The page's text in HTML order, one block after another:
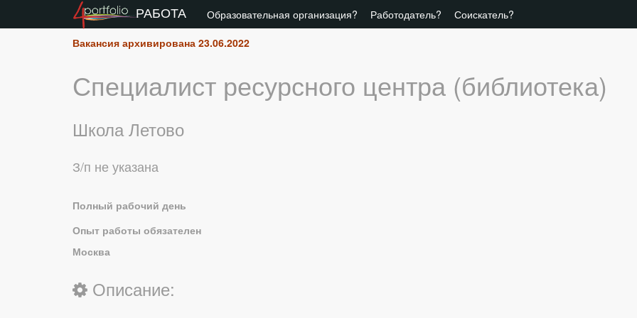
РАБОТА Образовательная организация? Работодатель? Соискатель?
Вакансия архивирована 23.06.2022
Специалист ресурсного центра (библиотека)
Школа Летово
З/п не указана
Полный рабочий день
Опыт работы обязателен
Москва
Описание: